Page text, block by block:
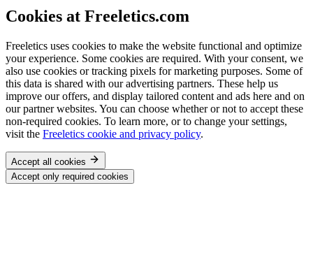
Cookies at Freeletics.com
Freeletics uses cookies to make the website functional and optimize
your experience. Some cookies are required. With your consent, we
also use cookies or tracking pixels for marketing purposes. Some of
this data is shared with our advertising partners. These help us
improve our offers, and display tailored content and ads here and on
our partner websites. You can choose whether or not to accept these
non-required cookies. To learn more, or to change your settings,
visit the Freeletics cookie and privacy policy.
Accept all cookies
Accept only required cookies